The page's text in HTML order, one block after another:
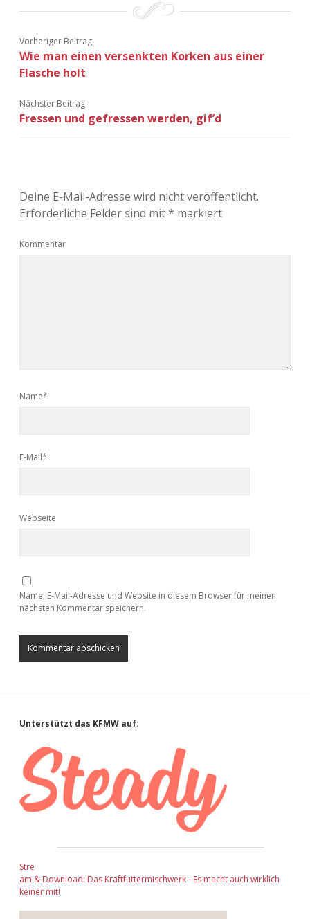
Adventskalender 2022
Vorheriger Beitrag
Wie man einen versenkten Korken aus einer
Flasche holt
Nächster Beitrag
Fressen und gefressen werden, gif’d
Deine E-Mail-Adresse wird nicht veröffentlicht.
Erforderliche Felder sind mit* markiert
Kommentar
Name*
E-Mail*
Webseite
Name, E-Mail-Adresse und Website in diesem Browser für meinen
nächsten Kommentar speichern.
Sidebar
Unterstützt das KFMW auf:
Stre
am & Download: Das Kraftfuttermischwerk - Es macht auch wirklich
keiner mit!